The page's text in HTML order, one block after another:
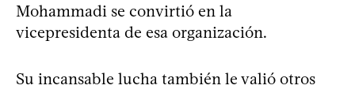
Mohammadi se convirtió en la
vicepresidenta de esa organización.
Su incansable lucha también le valió otros